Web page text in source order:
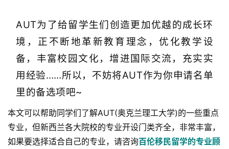
AUT为了给留学生们创造更加优越的成长环
境，正不断地革新教育理念，优化教学设
备，丰富校园文化，增进国际交流，充实实
用经验……所以，不妨将AUT作为你申请名单
里的备选项吧~
本文可以帮助同学们了解AUT(奥克兰理工大学)的一些重点
专业，但新西兰各大院校的专业开设门类齐全，非常丰富，
如果要选择适合自己的专业，请咨询百伦移民留学的专业顾